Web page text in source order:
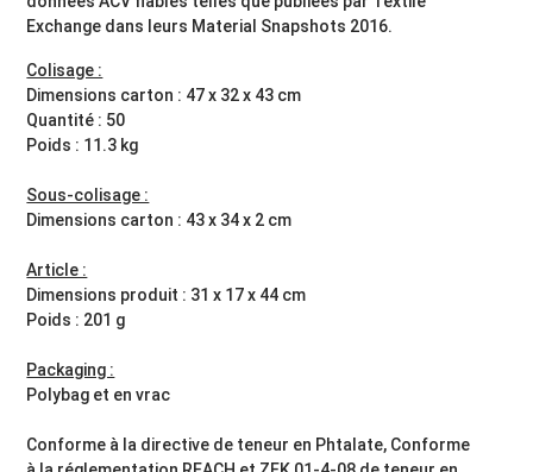
Exchange dans leurs Material Snapshots 2016.
Colisage :
Dimensions carton : 47 x 32 x 43 cm
Quantité : 50
Poids : 11.3 kg
Sous-colisage :
Dimensions carton : 43 x 34 x 2 cm
Article :
Dimensions produit : 31 x 17 x 44 cm
Poids : 201 g
Packaging :
Polybag et en vrac
Conforme à la directive de teneur en Phtalate, Conforme